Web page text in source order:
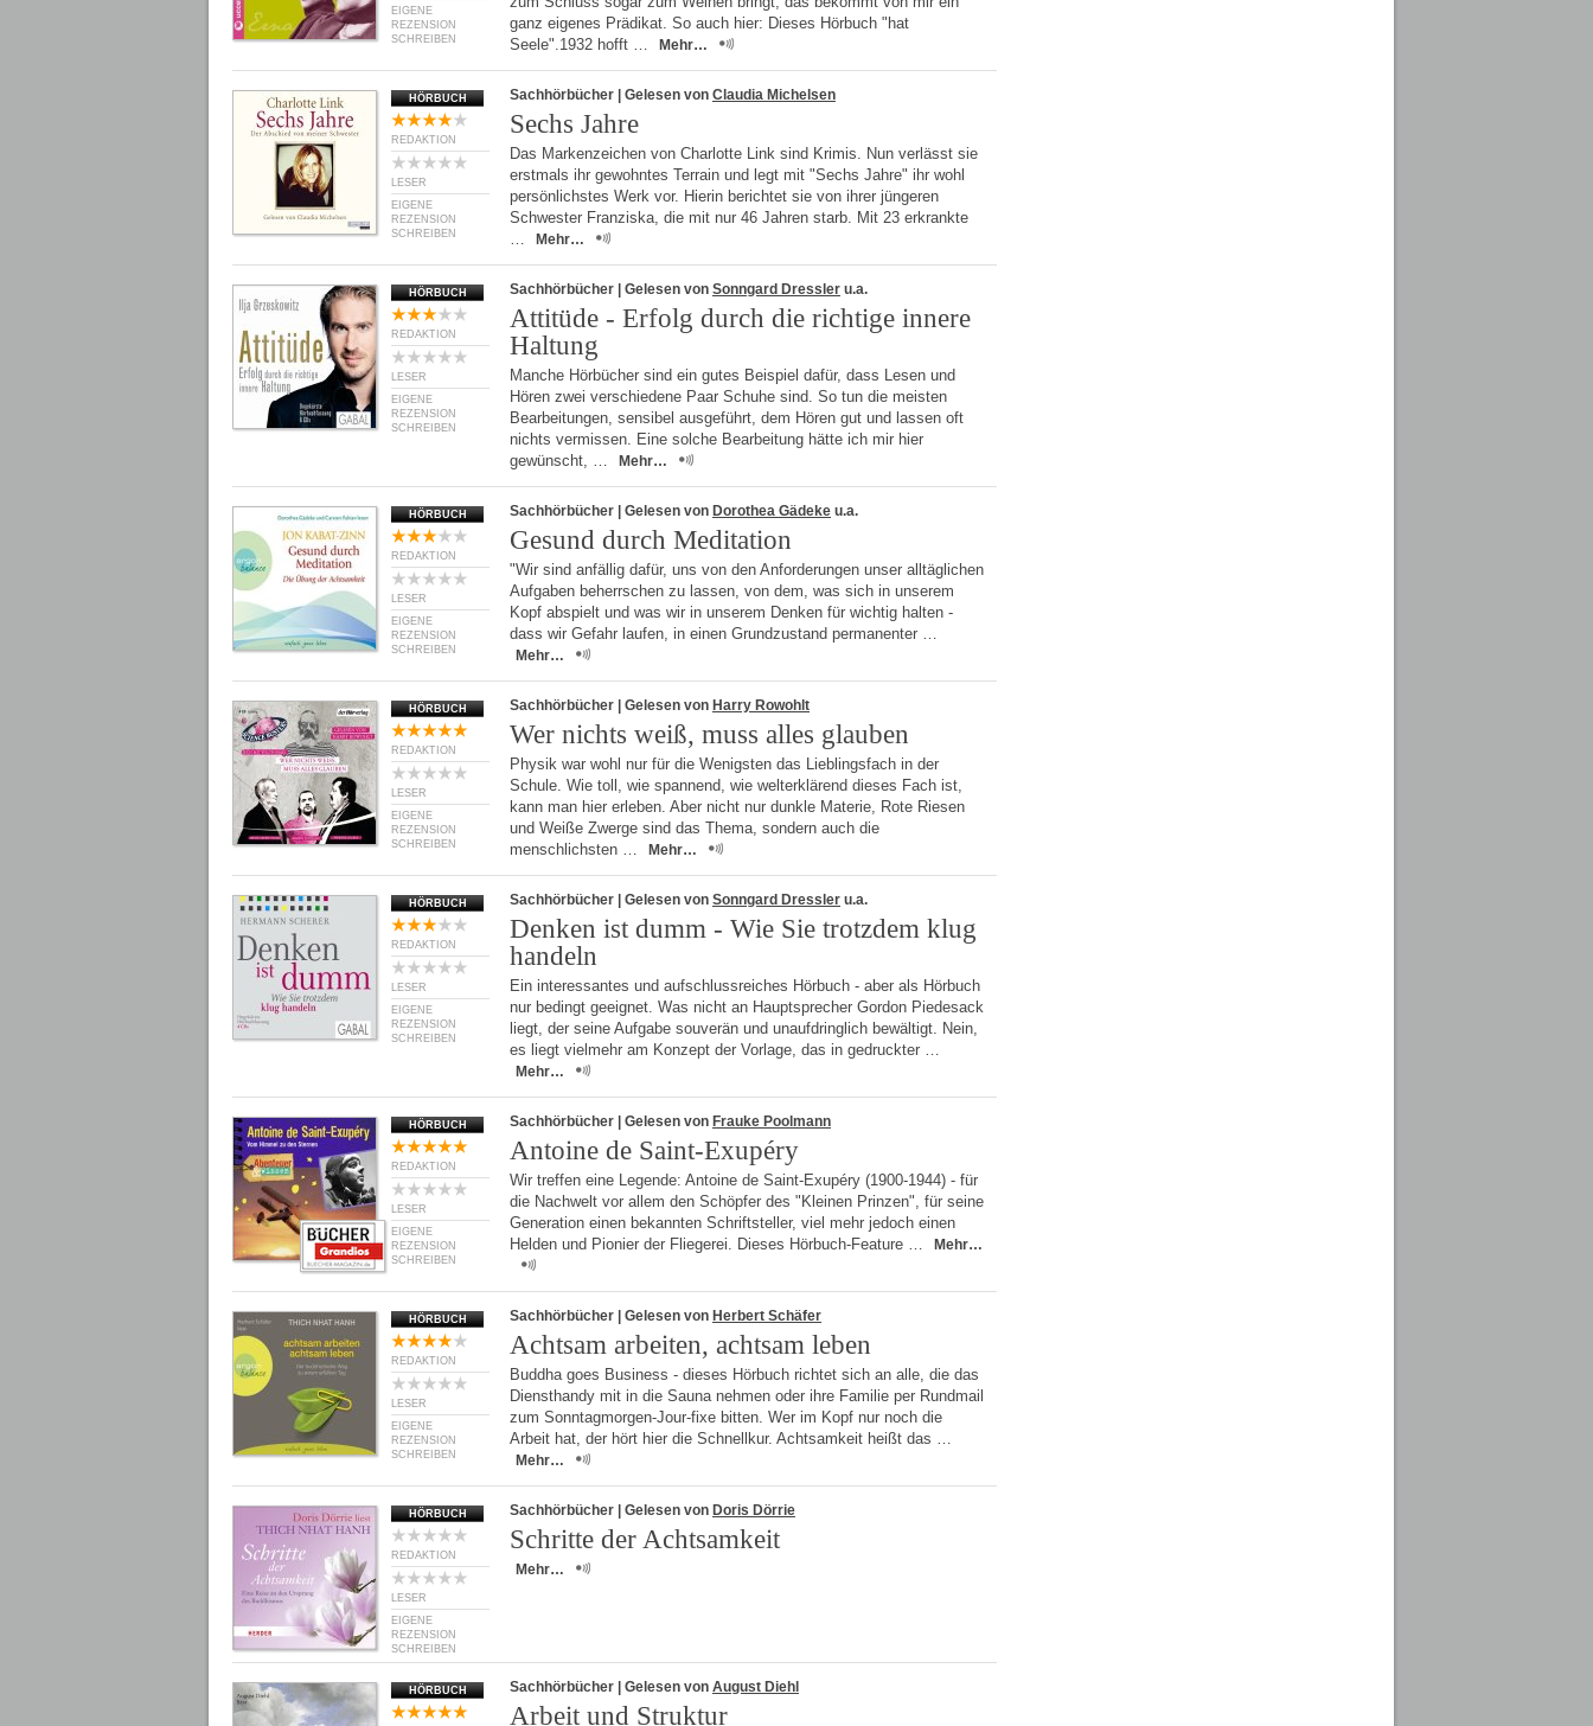
EIGENE
REZENSION
SCHREIBEN
ganz eigenes Prädikat. So auch hier: Dieses Hörbuch "hat
Seele".1932 hofft …
Mehr…
HÖRBUCH
REDAKTION
LESER
EIGENE
REZENSION
SCHREIBEN
Sachhörbücher | Gelesen von Claudia Michelsen
Sechs Jahre
Das Markenzeichen von Charlotte Link sind Krimis. Nun verlässt sie
erstmals ihr gewohntes Terrain und legt mit "Sechs Jahre" ihr wohl
persönlichstes Werk vor. Hierin berichtet sie von ihrer jüngeren
Schwester Franziska, die mit nur 46 Jahren starb. Mit 23 erkrankte
…
Mehr…
HÖRBUCH
REDAKTION
LESER
EIGENE
REZENSION
SCHREIBEN
Sachhörbücher | Gelesen von Sonngard Dressler u.a.
Attitüde - Erfolg durch die richtige innere
Haltung
Manche Hörbücher sind ein gutes Beispiel dafür, dass Lesen und
Hören zwei verschiedene Paar Schuhe sind. So tun die meisten
Bearbeitungen, sensibel ausgeführt, dem Hören gut und lassen oft
nichts vermissen. Eine solche Bearbeitung hätte ich mir hier
gewünscht, …
Mehr…
HÖRBUCH
REDAKTION
LESER
EIGENE
REZENSION
SCHREIBEN
Sachhörbücher | Gelesen von Dorothea Gädeke u.a.
Gesund durch Meditation
"Wir sind anfällig dafür, uns von den Anforderungen unser alltäglichen
Aufgaben beherrschen zu lassen, von dem, was sich in unserem
Kopf abspielt und was wir in unserem Denken für wichtig halten -
dass wir Gefahr laufen, in einen Grundzustand permanenter …
Mehr…
HÖRBUCH
REDAKTION
LESER
EIGENE
REZENSION
SCHREIBEN
Sachhörbücher | Gelesen von Harry Rowohlt
Wer nichts weiß, muss alles glauben
Physik war wohl nur für die Wenigsten das Lieblingsfach in der
Schule. Wie toll, wie spannend, wie welterklärend dieses Fach ist,
kann man hier erleben. Aber nicht nur dunkle Materie, Rote Riesen
und Weiße Zwerge sind das Thema, sondern auch die
menschlichsten …
Mehr…
HÖRBUCH
REDAKTION
LESER
EIGENE
REZENSION
SCHREIBEN
Sachhörbücher | Gelesen von Sonngard Dressler u.a.
Denken ist dumm - Wie Sie trotzdem klug
handeln
Ein interessantes und aufschlussreiches Hörbuch - aber als Hörbuch
nur bedingt geeignet. Was nicht an Hauptsprecher Gordon Piedesack
liegt, der seine Aufgabe souverän und unaufdringlich bewältigt. Nein,
es liegt vielmehr am Konzept der Vorlage, das in gedruckter …
Mehr…
HÖRBUCH
REDAKTION
LESER
EIGENE
REZENSION
SCHREIBEN
Sachhörbücher | Gelesen von Frauke Poolmann
Antoine de Saint-Exupéry
Wir treffen eine Legende: Antoine de Saint-Exupéry (1900-1944) - für
die Nachwelt vor allem den Schöpfer des "Kleinen Prinzen", für seine
Generation einen bekannten Schriftsteller, viel mehr jedoch einen
Helden und Pionier der Fliegerei. Dieses Hörbuch-Feature …
Mehr…
HÖRBUCH
REDAKTION
LESER
EIGENE
REZENSION
SCHREIBEN
Sachhörbücher | Gelesen von Herbert Schäfer
Achtsam arbeiten, achtsam leben
Buddha goes Business - dieses Hörbuch richtet sich an alle, die das
Diensthandy mit in die Sauna nehmen oder ihre Familie per Rundmail
zum Sonntagmorgen-Jour-fixe bitten. Wer im Kopf nur noch die
Arbeit hat, der hört hier die Schnellkur. Achtsamkeit heißt das …
Mehr…
HÖRBUCH
REDAKTION
LESER
EIGENE
REZENSION
SCHREIBEN
Sachhörbücher | Gelesen von Doris Dörrie
Schritte der Achtsamkeit
Mehr…
HÖRBUCH Sachhörbücher | Gelesen von August Diehl
Arbeit und Struktur